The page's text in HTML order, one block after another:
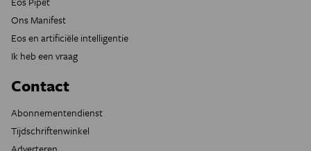
Ons Manifest
Eos en artificiële intelligentie
Ik heb een vraag
Contact
Abonnementendienst
Tijdschriftenwinkel